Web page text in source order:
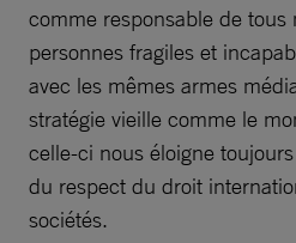
comme responsable de
personnes fragiles et
avec les mêmes armes
stratégie vieille comme le
celle-ci nous éloigne
du respect du droit
sociétés.